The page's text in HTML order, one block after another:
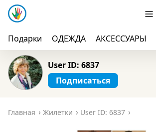
Подарки ОДЕЖДА АКСЕССУАРЫ
User ID: 6837
Подписаться
Главная Жилетки User ID: 6837